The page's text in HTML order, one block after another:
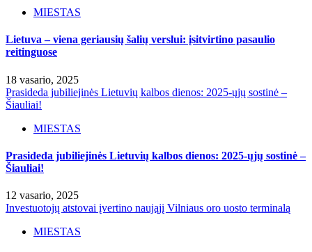
MIESTAS
Lietuva – viena geriausių šalių verslui: įsitvirtino pasaulio
reitinguose
18 vasario, 2025
Prasideda jubiliejinės Lietuvių kalbos dienos: 2025-ųjų sostinė –
Šiauliai!
MIESTAS
Prasideda jubiliejinės Lietuvių kalbos dienos: 2025-ųjų sostinė –
Šiauliai!
12 vasario, 2025
Investuotojų atstovai įvertino naująjį Vilniaus oro uosto terminalą
MIESTAS